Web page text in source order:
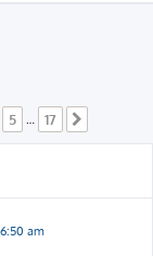
17 sayfa)
5 17
am